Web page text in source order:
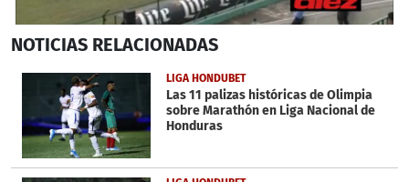
seconds
4
minutes,
seconds
NOTICIAS RELACIONADAS
LIGA HONDUBET
Las 11 palizas históricas de Olimpia
sobre Marathón en Liga Nacional de
Honduras